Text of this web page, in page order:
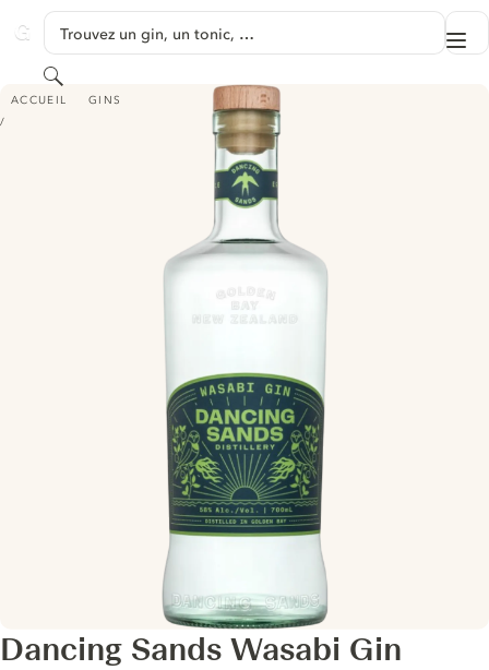
GINVENTORY
Trouvez un gin, un tonic, …
Rechercher
ACCUEIL GINS
DANCING SANDS WASABI GIN - (ALSO KNOWN AS SACRED SPRING
Dancing Sands Wasabi Gin